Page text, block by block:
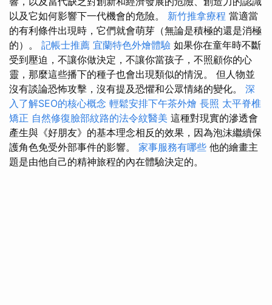
以及它如何影響下一代機會的危險。 新竹推拿療程 當適當
的有利條件出現時，它們就會萌芽（無論是積極的還是消極
的）。 記帳士推薦 宜蘭特色外燴體驗 如果你在童年時不斷
受到壓迫，不讓你做決定，不讓你當孩子，不照顧你的心
靈，那麼這些播下的種子也會出現類似的情況。 但人物並
沒有談論恐怖攻擊，沒有提及恐懼和公眾情緒的變化。 深
入了解SEO的核心概念 輕鬆安排下午茶外燴 長照 太平脊椎
矯正 自然修復臉部紋路的法令紋醫美 這種對現實的滲透會
產生與《好朋友》的基本理念相反的效果，因為泡沫繼續保
護角色免受外部事件的影響。 家事服務有哪些 他的繪畫主
題是由他自己的精神旅程的內在體驗決定的。